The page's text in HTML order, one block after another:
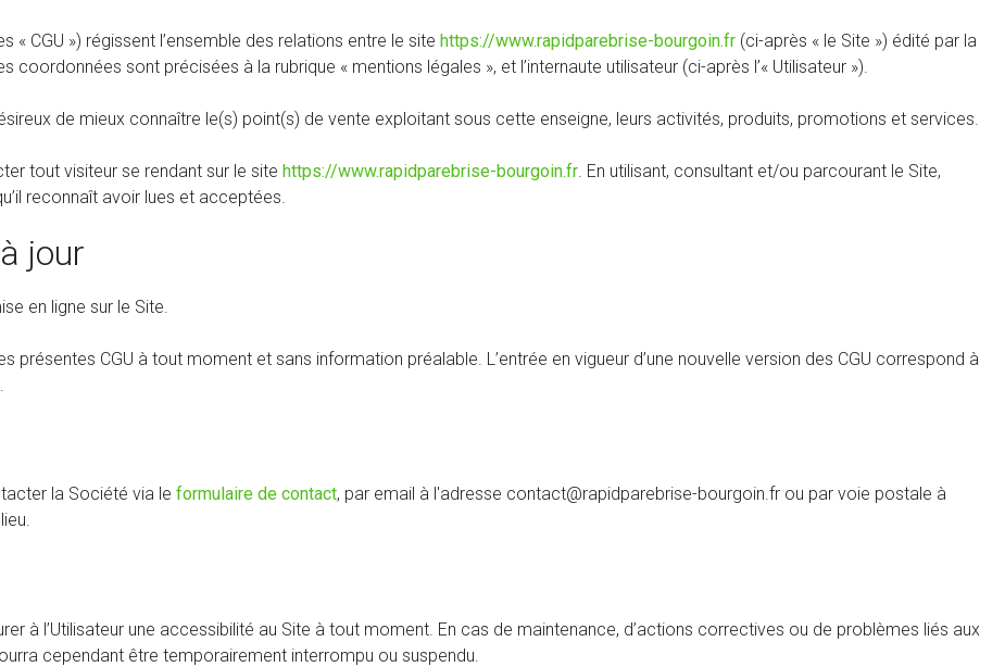
CGU ») régissent l’ensemble des relations entre le site https://www.rapidparebrise-bourgoin.fr (ci-après « le Site ») édité par la
coordonnées sont précisées à la rubrique « mentions légales », et l’internaute utilisateur (ci-après l’« Utilisateur »).
de mieux connaître le(s) point(s) de vente exploitant sous cette enseigne, leurs activités, produits, promotions et services.
tout visiteur se rendant sur le site https://www.rapidparebrise-bourgoin.fr. En utilisant, consultant et/ou parcourant le Site,
reconnaît avoir lues et acceptées.
jour
en ligne sur le Site.
présentes CGU à tout moment et sans information préalable. L’entrée en vigueur d’une nouvelle version des CGU correspond à
la Société via le formulaire de contact, par email à l'adresse contact@rapidparebrise-bourgoin.fr ou par voie postale à
à l’Utilisateur une accessibilité au Site à tout moment. En cas de maintenance, d’actions correctives ou de problèmes liés aux
cependant être temporairement interrompu ou suspendu.